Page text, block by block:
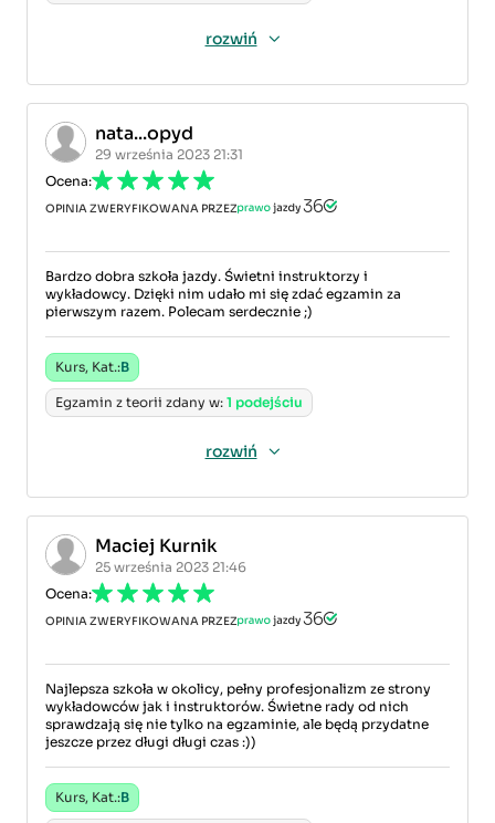
rozwiń
nata...opyd
29 września 2023 21:31
Ocena:
OPINIA ZWERYFIKOWANA PRZEZ
Bardzo dobra szkoła jazdy. Świetni instruktorzy i
wykładowcy. Dzięki nim udało mi się zdać egzamin za
pierwszym razem. Polecam serdecznie ;)
Kurs, Kat.:B
Egzamin z teorii zdany w: 1 podejściu
rozwiń
Maciej Kurnik
25 września 2023 21:46
Ocena:
OPINIA ZWERYFIKOWANA PRZEZ
Najlepsza szkoła w okolicy, pełny profesjonalizm ze strony
wykładowców jak i instruktorów. Świetne rady od nich
sprawdzają się nie tylko na egzaminie, ale będą przydatne
jeszcze przez długi długi czas :))
Kurs, Kat.:B